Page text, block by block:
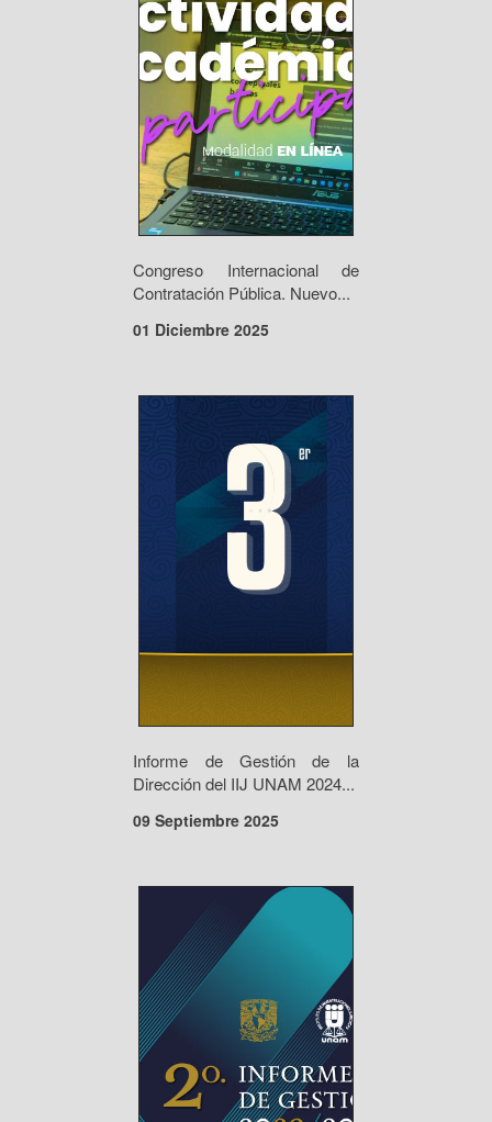
Congreso Internacional de
Contratación Pública. Nuevo...
01 Diciembre 2025
Informe de Gestión de la
Dirección del IIJ UNAM 2024...
09 Septiembre 2025